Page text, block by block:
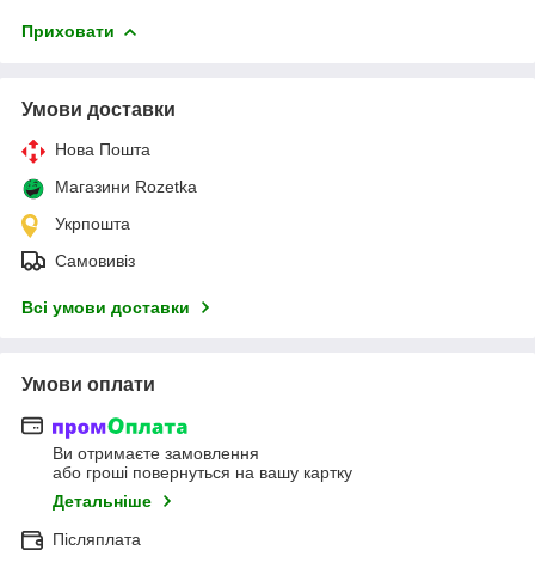
Приховати
Умови доставки
Нова Пошта
Магазини Rozetka
Укрпошта
Самовивіз
Всі умови доставки
Умови оплати
Ви отримаєте замовлення
або гроші повернуться на вашу картку
Детальніше
Післяплата